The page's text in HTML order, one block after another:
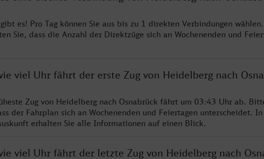
es! Pro Tag können Sie aus bis zu 1 direkten Verbindungen
Sie, dass die Anzahl der Direktzüge sich an Wochenenden und
viel Uhr fährt der erste Zug von Heidelberg nach
Zug von Heidelberg nach Osnabrück fährt um 03:43 Uhr ab.
der Fahrplan sich an Wochenenden und Feiertagen unterscheidet.
erhalten Sie alle Informationen auf einen Blick.
viel Uhr fährt der letzte Zug von Heidelberg nach